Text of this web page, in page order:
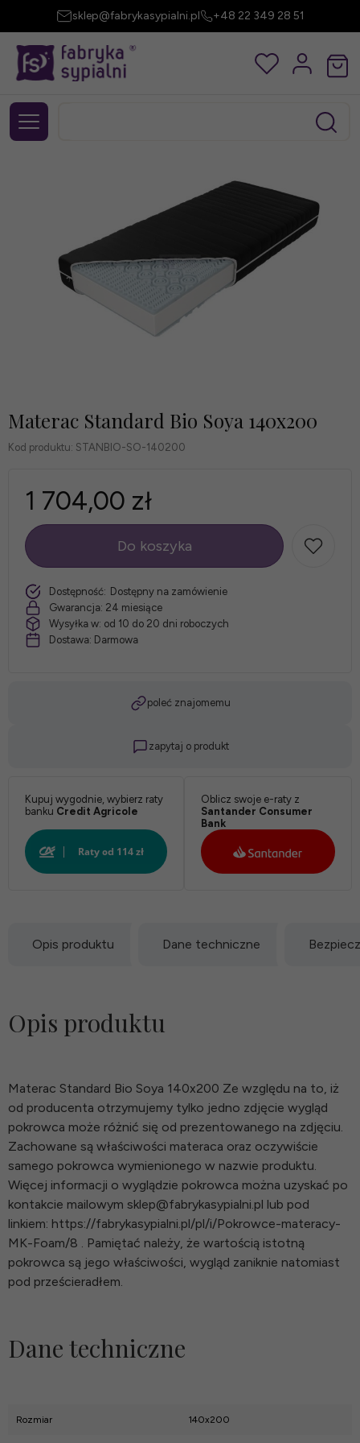
sklep@fabrykasypialni.pl +48 22 349 28 51
Materac Standard Bio Soya 140x200
Kod produktu: STANBIO-SO-140200
1 704,00 zł
szt.
Do koszyka
Dostępność: Dostępny na zamówienie
Gwarancja: 24 miesiące
Wysyłka w: od 10 do 20 dni roboczych
Dostawa: Darmowa
poleć znajomemu
zapytaj o produkt
Kupuj wygodnie, wybierz raty
banku Credit Agricole
Oblicz swoje e-raty z
Santander Consumer
Bank
Opis produktu Dane techniczne
Opis produktu
Materac Standard Bio Soya 140x200 Ze względu na to, iż
od producenta otrzymujemy tylko jedno zdjęcie wygląd
pokrowca może różnić się od prezentowanego na zdjęciu.
Zachowane są właściwości materaca oraz oczywiście
samego pokrowca wymienionego w nazwie produktu.
Więcej informacji o wyglądzie pokrowca można uzyskać po
kontakcie mailowym sklep@fabrykasypialni.pl lub pod
linkiem: https://fabrykasypialni.pl/pl/i/Pokrowce-materacy-
MK-Foam/8 . Pamiętać należy, że wartością istotną
pokrowca są jego właściwości, wygląd zaniknie natomiast
pod prześcieradłem.
Dane techniczne
Rozmiar 140x200